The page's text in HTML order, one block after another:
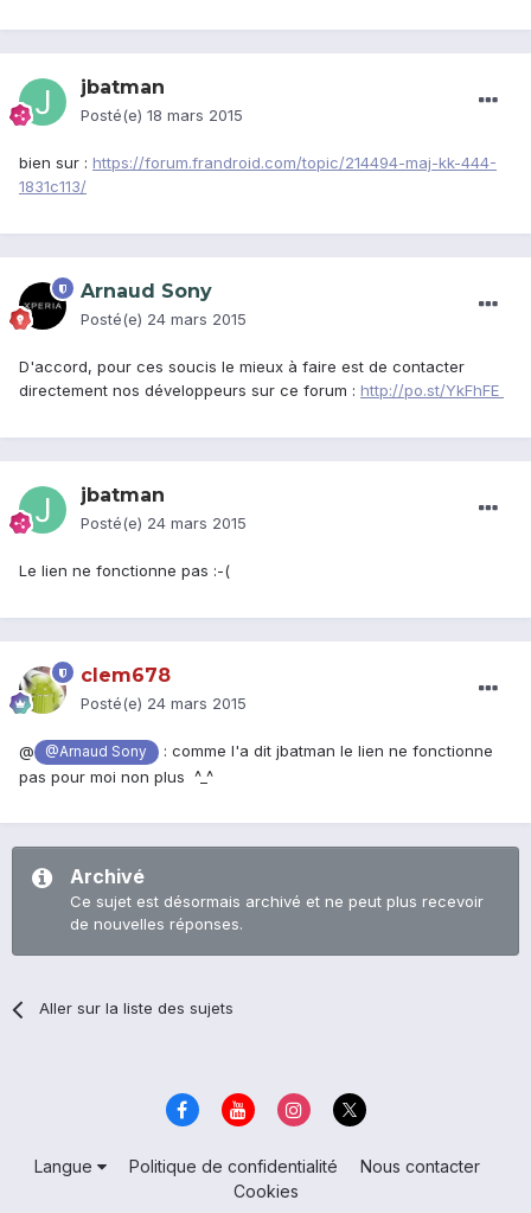
jbatman
Posté(e) 18 mars 2015
bien sur : https://forum.frandroid.com/topic/214494-maj-kk-444-
1831c113/
Arnaud Sony
Posté(e) 24 mars 2015
D'accord, pour ces soucis le mieux à faire est de contacter
directement nos développeurs sur ce forum : http://po.st/YkFhFE
jbatman
Posté(e) 24 mars 2015
Le lien ne fonctionne pas :-(
clem678
Posté(e) 24 mars 2015
@ @Arnaud Sony
: comme l'a dit jbatman le lien ne fonctionne
pas pour moi non plus ^_^
Archivé
Ce sujet est désormais archivé et ne peut plus recevoir
de nouvelles réponses.
Aller sur la liste des sujets
Langue Politique de confidentialité
Nous contacter
Cookies